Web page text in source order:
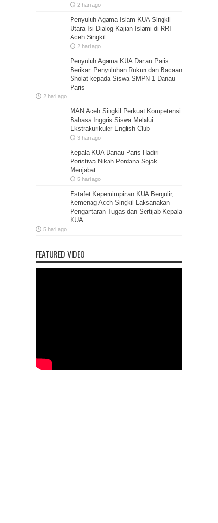
2 hari ago
Penyuluh Agama Islam KUA Singkil
Utara Isi Dialog Kajian Islami di RRI
Aceh Singkil
2 hari ago
Penyuluh Agama KUA Danau Paris
Berikan Penyuluhan Rukun dan Bacaan
Sholat kepada Siswa SMPN 1 Danau
Paris
2 hari ago
MAN Aceh Singkil Perkuat Kompetensi
Bahasa Inggris Siswa Melalui
Ekstrakurikuler English Club
3 hari ago
Kepala KUA Danau Paris Hadiri
Peristiwa Nikah Perdana Sejak
Menjabat
5 hari ago
Estafet Kepemimpinan KUA Bergulir,
Kemenag Aceh Singkil Laksanakan
Pengantaran Tugas dan Sertijab Kepala
KUA
5 hari ago
FEATURED VIDEO